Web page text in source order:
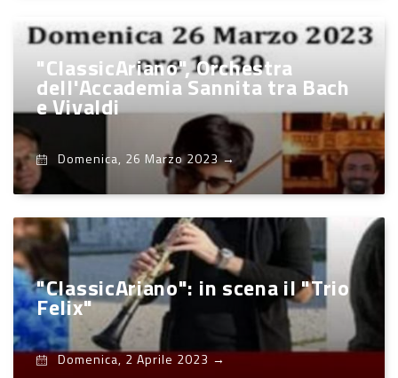
"ClassicAriano", Orchestra
dell'Accademia Sannita tra Bach
e Vivaldi
Domenica, 26 Marzo 2023→
"ClassicAriano": in scena il "Trio
Felix"
Domenica, 2 Aprile 2023 →